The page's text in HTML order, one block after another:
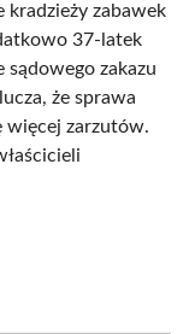
kradzieży zabawek
37-latek
sądowego zakazu
że sprawa
więcej zarzutów.